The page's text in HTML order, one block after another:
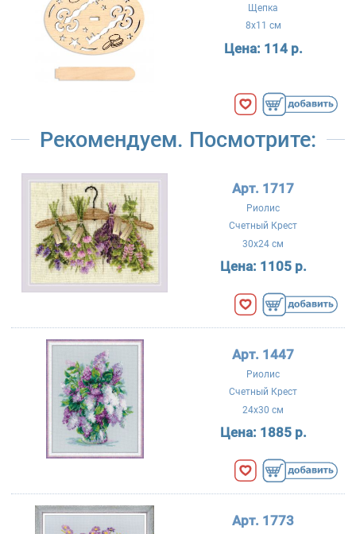
Щепка
8x11 см
Цена: 114 р.
Рекомендуем. Посмотрите:
Арт. 1717
Риолис
Счетный Крест
30x24 см
Цена: 1105 р.
Арт. 1447
Риолис
Счетный Крест
24x30 см
Цена: 1885 р.
Арт. 1773